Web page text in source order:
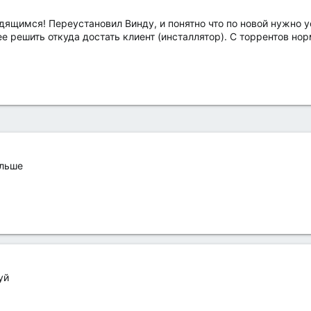
Переустановил Винду, и понятно что по новой нужно
решить откуда достать клиент (инсталлятор). С торрентов